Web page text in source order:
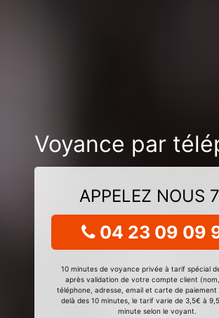
Voyance par
APPELEZ NOUS
04 23 09 09
10 minutes de voyance privée à tarif spécial
après validation de votre compte client (nom,
téléphone, adresse, email et carte de paiement
delà des 10 minutes, le tarif varie de 3,5€ à
minute selon le voyant.